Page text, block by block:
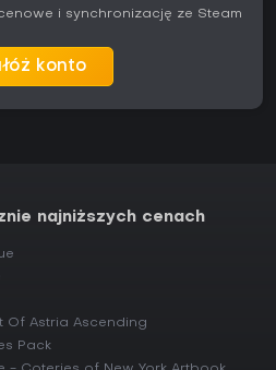
i synchronizację ze Steam
konto
najniższych cenach
Of Astria Ascending
Pack